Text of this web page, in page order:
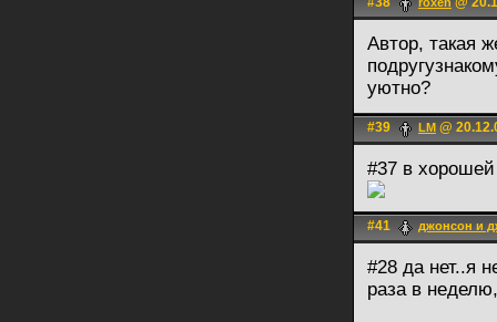
Автор, такая
уютно?
#39 LM @
#37 в
#41 джонсон и
#28 да нет..я
раза в